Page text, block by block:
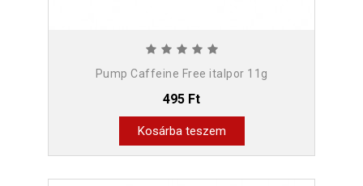
Pump Caffeine Free italpor 11g
495 Ft
Kosárba teszem